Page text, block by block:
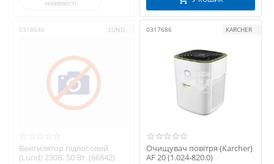
до електромережі
Змінні картриджі та фільтри для водяних систем і очищувачів
повітря
Легка заміна без додаткових інструментів
наявності
0318646 LUND
Вентилятор підлоговий
(Lund) 230В. 50 Вт. (66842)
0317686 KARCHER
Очищувач повітря (Karcher)
AF 20 (1.024-820.0)